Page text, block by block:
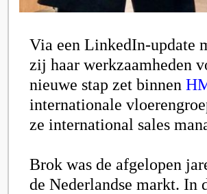
Via een LinkedIn-update
zij haar werkzaamheden
nieuwe stap zet binnen
internationale
ze international sales
Brok was de afgelopen
de Nederlandse markt.